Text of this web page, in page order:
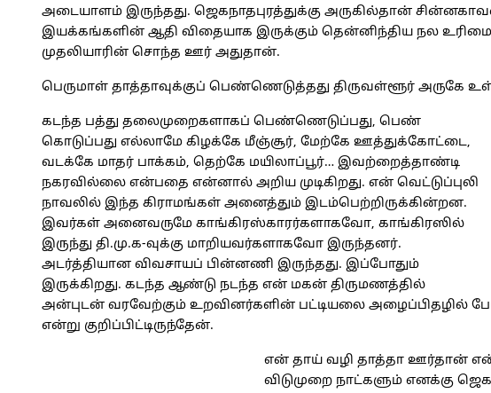
அடையாளம் இருந்தது. ஜெகநாதபுரத்துக்கு அருகில்தான்
இயக்கங்களின் ஆதி விதையாக இருக்கும் தென்னிந்திய நல
முதலியாரின் சொந்த ஊர் அதுதான்.
பெருமாள் தாத்தாவுக்குப் பெண்ணெடுத்தது திருவள்ளூர்
கடந்த பத்து தலைமுறைகளாகப் பெண்ணெடுப்பது, பெண்
கொடுப்பது எல்லாமே கிழக்கே மீஞ்சூர், மேற்கே ஊத்துக்கோட்டை,
வடக்கே மாதர் பாக்கம், தெற்கே மயிலாப்பூர்… இவற்றைத்தாண்டி
நகரவில்லை என்பதை என்னால் அறிய முடிகிறது. என் வெட்டுப்புலி
நாவலில் இந்த கிராமங்கள் அனைத்தும் இடம்பெற்றிருக்கின்றன.
இவர்கள் அனைவருமே காங்கிரஸ்காரர்களாகவோ, காங்கிரஸில்
இருந்து தி.மு.க-வுக்கு மாறியவர்களாகவோ இருந்தனர்.
அடர்த்தியான விவசாயப் பின்னணி இருந்தது. இப்போதும்
இருக்கிறது. கடந்த ஆண்டு நடந்த என் மகன் திருமணத்தில்
அன்புடன் வரவேற்கும் உறவினர்களின் பட்டியலை அழைப்பிதழில்
என்று குறிப்பிட்டிருந்தேன்.
என் தாய் வழி தாத்தா ஊர்தான்
விடுமுறை நாட்களும் எனக்கு